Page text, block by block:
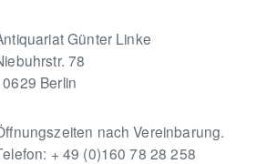
Günter Linke
78
Berlin
nach Vereinbarung.
+ 49 (0)160 78 28 258